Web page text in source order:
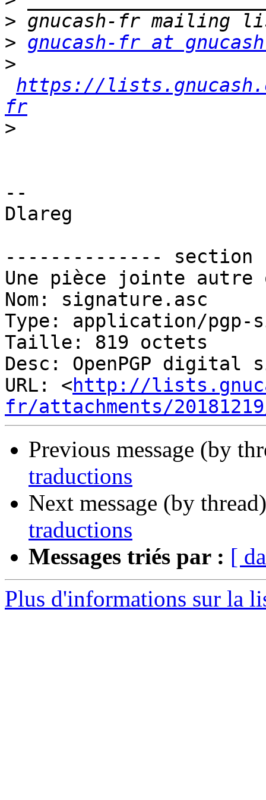
>
> gnucash-fr at
>
https://
fr
>
--
Dlareg
-------------- section
Une pièce jointe
Nom: signature.asc
Type: application/pgp-
Taille: 819 octets
Desc: OpenPGP digital
URL: <http://
fr/attachments/
Previous message (by
traductions
Next message (by
traductions
Messages triés par : [
Plus d'informations sur la